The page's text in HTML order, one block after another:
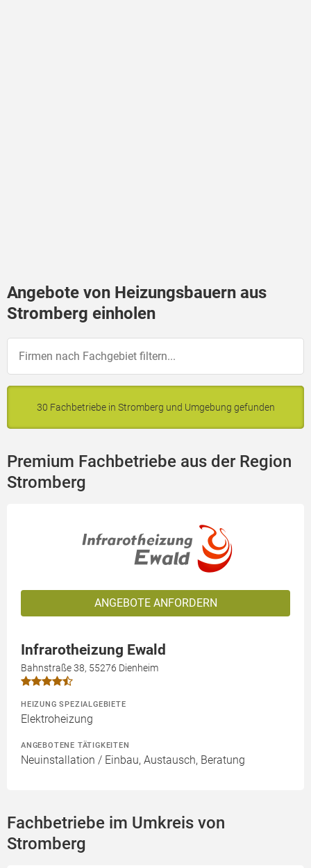
Angebote von Heizungsbauern aus
Stromberg einholen
30 Fachbetriebe in Stromberg und Umgebung gefunden
Premium Fachbetriebe aus der Region
Stromberg
ANGEBOTE ANFORDERN
Infrarotheizung Ewald
Bahnstraße 38, 55276 Dienheim
HEIZUNG SPEZIALGEBIETE
Elektroheizung
ANGEBOTENE TÄTIGKEITEN
Neuinstallation / Einbau, Austausch, Beratung
Fachbetriebe im Umkreis von
Stromberg